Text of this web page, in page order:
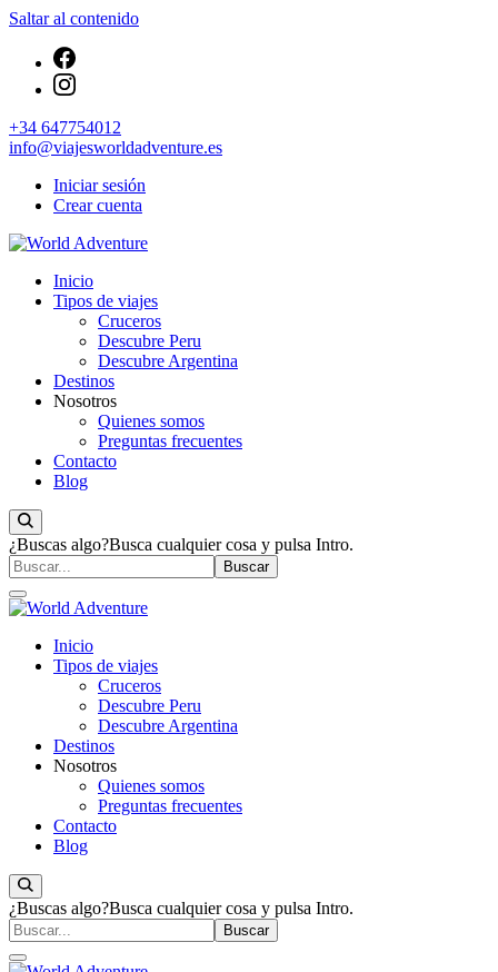
Saltar al contenido
+34 647754012
info@viajesworldadventure.es
Iniciar sesión
Crear cuenta
World Adventure
Viajes Turismo Activo
Inicio
Tipos de viajes
Cruceros
Descubre Peru
Descubre Argentina
Destinos
Nosotros
Quienes somos
Preguntas frecuentes
Contacto
Blog
¿Buscas algo?Busca cualquier cosa y pulsa Intro.
World Adventure
Viajes Turismo Activo
Inicio
Tipos de viajes
Cruceros
Descubre Peru
Descubre Argentina
Destinos
Nosotros
Quienes somos
Preguntas frecuentes
Contacto
Blog
¿Buscas algo?Busca cualquier cosa y pulsa Intro.